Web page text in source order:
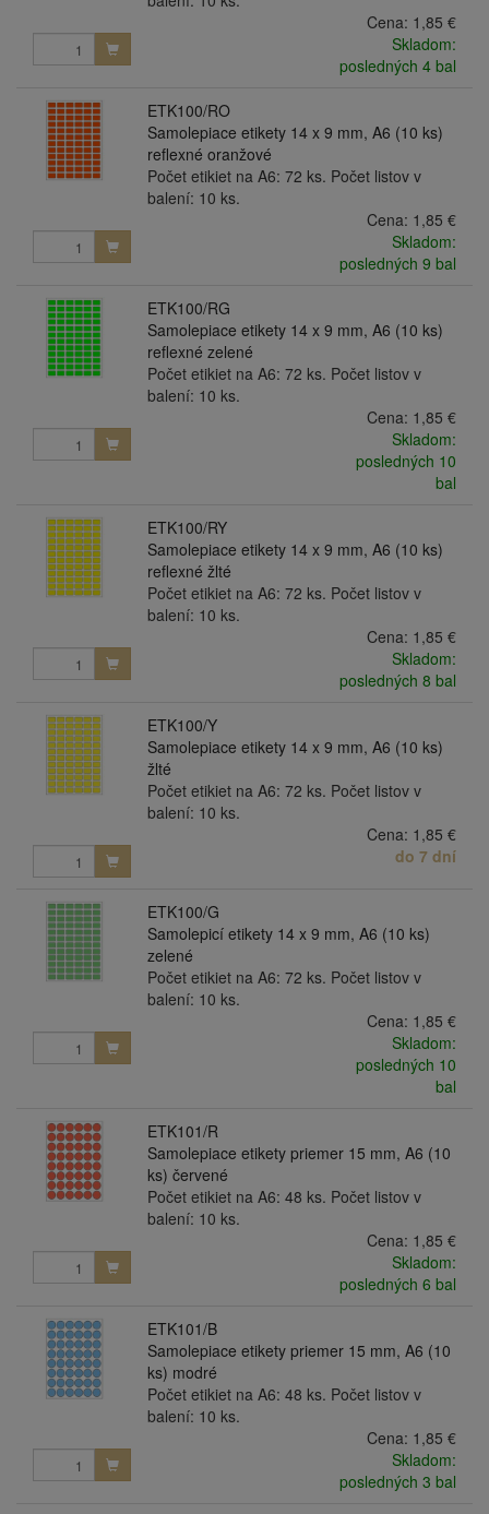
Cena: 1,85 €
Skladom:
posledných 4 bal
ETK100/RO
Samolepiace etikety 14 x 9 mm, A6 (10 ks)
reflexné oranžové
Počet etikiet na A6: 72 ks. Počet listov v
balení: 10 ks.
Cena: 1,85 €
Skladom:
posledných 9 bal
ETK100/RG
Samolepiace etikety 14 x 9 mm, A6 (10 ks)
reflexné zelené
Počet etikiet na A6: 72 ks. Počet listov v
balení: 10 ks.
Cena: 1,85 €
Skladom:
posledných 10
bal
ETK100/RY
Samolepiace etikety 14 x 9 mm, A6 (10 ks)
reflexné žlté
Počet etikiet na A6: 72 ks. Počet listov v
balení: 10 ks.
Cena: 1,85 €
Skladom:
posledných 8 bal
ETK100/Y
Samolepiace etikety 14 x 9 mm, A6 (10 ks)
žlté
Počet etikiet na A6: 72 ks. Počet listov v
balení: 10 ks.
Cena: 1,85 €
do 7 dní
ETK100/G
Samolepicí etikety 14 x 9 mm, A6 (10 ks)
zelené
Počet etikiet na A6: 72 ks. Počet listov v
balení: 10 ks.
Cena: 1,85 €
Skladom:
posledných 10
bal
ETK101/R
Samolepiace etikety priemer 15 mm, A6 (10
ks) červené
Počet etikiet na A6: 48 ks. Počet listov v
balení: 10 ks.
Cena: 1,85 €
Skladom:
posledných 6 bal
ETK101/B
Samolepiace etikety priemer 15 mm, A6 (10
ks) modré
Počet etikiet na A6: 48 ks. Počet listov v
balení: 10 ks.
Cena: 1,85 €
Skladom:
posledných 3 bal